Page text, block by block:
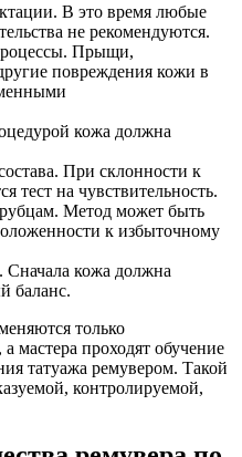
В это время любые
не рекомендуются.
Прыщи,
повреждения кожи в
кожа должна
При склонности к
тест на чувствительность.
Метод может быть
к избыточному
Сначала кожа должна
баланс.
только
мастера проходят обучение
татуажа ремувером. Такой
контролируемой,